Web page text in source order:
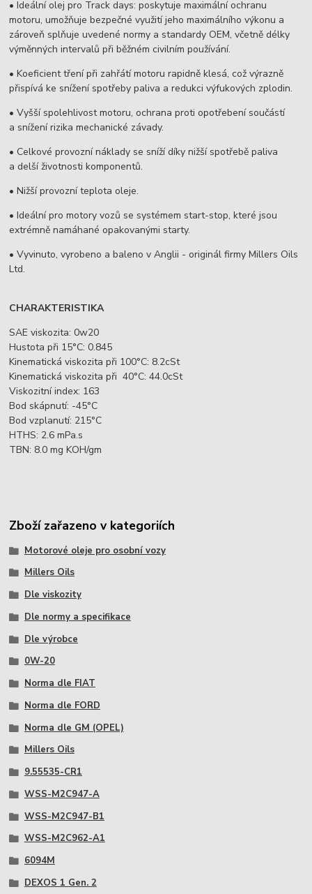
• Ideální olej pro Track days: poskytuje maximální ochranu
motoru, umožňuje bezpečné využití jeho maximálního výkonu a
zároveň splňuje uvedené normy a standardy OEM, včetně délky
výměnných intervalů při běžném civilním používání.
• Koeficient tření při zahřátí motoru rapidně klesá, což výrazně
přispívá ke snížení spotřeby paliva a redukci výfukových zplodin.
• Vyšší spolehlivost motoru, ochrana proti opotřebení součástí
a snížení rizika mechanické závady.
• Celkové provozní náklady se sníží díky nižší spotřebě paliva
a delší životnosti komponentů.
• Nižší provozní teplota oleje.
• Ideální pro motory vozů se systémem start-stop, které jsou
extrémně namáhané opakovanými starty.
• Vyvinuto, vyrobeno a baleno v Anglii - originál firmy Millers Oils
Ltd.
CHARAKTERISTIKA
SAE viskozita: 0w20
Hustota při 15°C: 0.845
Kinematická viskozita při 100°C: 8.2cSt
Kinematická viskozita při 40°C: 44.0cSt
Viskozitní index: 163
Bod skápnutí: -45°C
Bod vzplanutí: 215°C
HTHS: 2.6 mPa.s
TBN: 8.0 mg KOH/gm
Zboží zařazeno v kategoriích
Motorové oleje pro osobní vozy
Millers Oils
Dle viskozity
Dle normy a specifikace
Dle výrobce
0W-20
Norma dle FIAT
Norma dle FORD
Norma dle GM (OPEL)
Millers Oils
9.55535-CR1
WSS-M2C947-A
WSS-M2C947-B1
WSS-M2C962-A1
6094M
DEXOS 1 Gen. 2